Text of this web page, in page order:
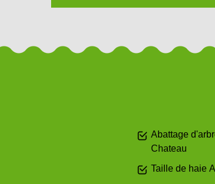
Abattage
Chateau
Taille de haie